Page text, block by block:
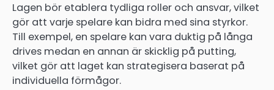
Lagen bör etablera tydliga roller och ansvar, vilket
gör att varje spelare kan bidra med sina styrkor.
Till exempel, en spelare kan vara duktig på långa
drives medan en annan är skicklig på putting,
vilket gör att laget kan strategisera baserat på
individuella förmågor.